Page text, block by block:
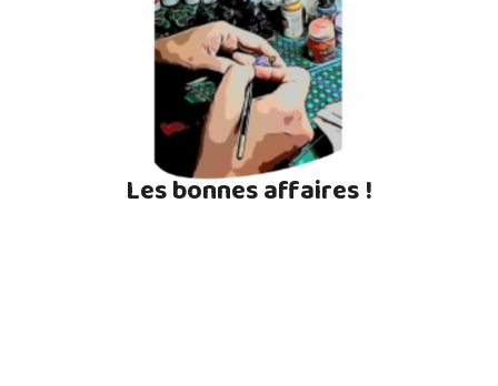
Les bonnes affaires !